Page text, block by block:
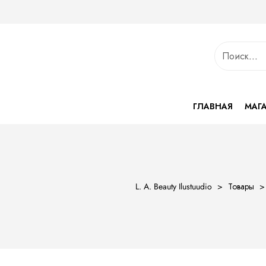
ГЛАВНАЯ
L. A. Beauty Ilustuudio > Товары